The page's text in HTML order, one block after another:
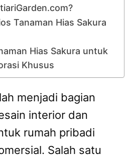
Tanaman Hias Sakura
Hias Sakura untuk
Khusus
menjadi bagian
interior dan
rumah pribadi
Salah satu